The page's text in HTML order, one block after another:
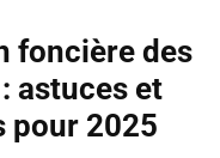
foncière des
astuces et
pour 2025